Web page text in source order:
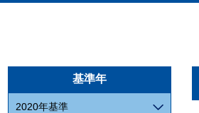
基準年
2020年基準